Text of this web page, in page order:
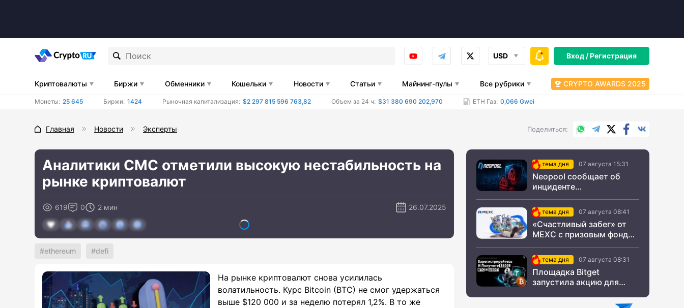
USD Вход /Регистрация
Криптовалюты Биржи Обменники Кошельки Новости Статьи Майнинг-пулы Все рубрики CRYPTO AWARDS 2025
Монеты: 25 645 Биржи: 1424 Рыночная капитализация: $2 297 815 596 763,82 Объем за 24 ч: $31 380 690 202,970 ETH Газ: 0,066 Gwei
Главная Новости Эксперты Поделиться WhatsApp
TelegramX.comFacebook
Аналитики CMC отметили высокую нестабильность на
рынке криптовалют
619 0 2 мин 26.07.2025
ethereum defi
На рынке криптовалют снова усилилась
волатильность. Курс Bitcoin (BTC) не смог удержаться
выше $120 000 и за неделю потерял 1,2%. В то же
тема дня 07 августа 15:31
Neopool сообщает об
инциденте
безопасности
тема дня 07 августа 08:41
«Счастливый забег» от
MEXC с призовым фондом
тема дня 07 августа 08:31
Площадка Bitget
запустила акцию для